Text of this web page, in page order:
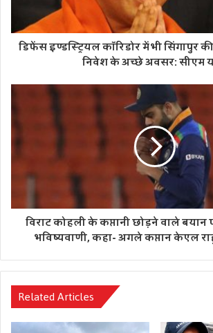
डिफेंस इण्डस्ट्रियल कॉरिडोर में भी सिंगापुर
निवेश के अच्छे अवसर: सीएम
विराट कोहली के कप्तानी छोड़ने वाले
भविष्यवाणी, कहा- अगले कप्तान केएल
Related Articles